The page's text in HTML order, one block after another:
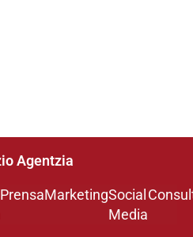
Agentzia
PrensaMarketingSocial
Media